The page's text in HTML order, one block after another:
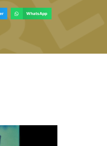
WhatsApp